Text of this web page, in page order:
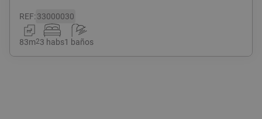
REF:33000030
83m23 habs1 baños